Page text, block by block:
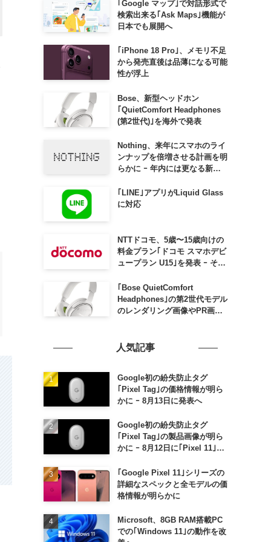
｢Google マップ｣で対話形式で
検索出来る｢Ask Maps｣機能が
日本でも展開へ
｢iPhone 18 Pro｣、メモリ不足
から発売直後は品薄になる可能
性が浮上
Bose、新型ヘッドホン
｢QuietComfort Headphones
(第2世代)｣を海外で発表
Nothing、来年にスマホのライ
ンナップを倍増させる計画を明
らかに ｰ 年内には更なる新製
｢LINE｣アプリがLiquid Glass
に対応
NTTドコモ、5歳〜15歳向けの
料金プラン｢ドコモ スマホデビ
ュープラン U15｣を発表 ｰ その
子割｣も
｢Bose QuietComfort
Headphones｣の第2世代モデル
のレンダリング画像やPR画像
人気記事
Google初の紛失防止タグ
｢Pixel Tag｣の価格情報が明ら
かに ｰ 8月13日に発表へ
Google初の紛失防止タグ
｢Pixel Tag｣の製品画像が明ら
かに ｰ 8月12日に｢Pixel 11｣な
｢Google Pixel 11｣シリーズの
詳細なスペックと全モデルの価
格情報が明らかに
Microsoft、8GB RAM搭載PC
での｢Windows 11｣の動作を改